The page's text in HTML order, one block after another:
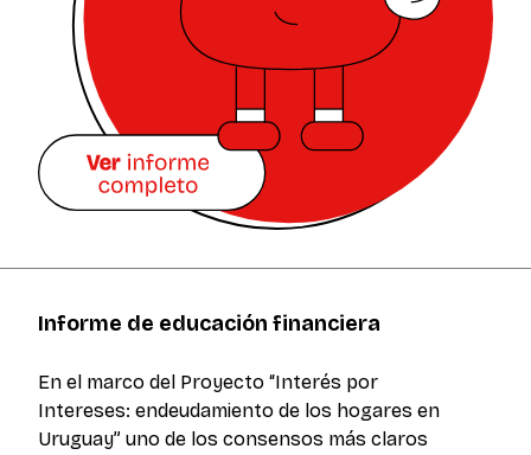
Informe de educación financiera
En el marco del Proyecto “Interés por
Intereses: endeudamiento de los hogares en
Uruguay” uno de los consensos más claros